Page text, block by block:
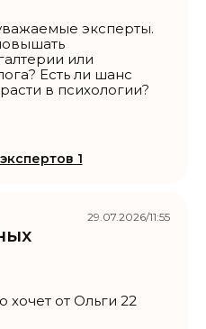
эксперты.
или
Есть ли шанс
в психологии?
1
хочет от Ольги 22
29.07.2026/11:55